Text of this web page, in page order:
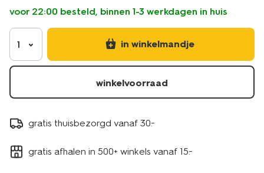
beige-
5160001.html
voor 22:00 besteld, binnen 1-3 werkdagen in huis
1 in winkelmandje
winkelvoorraad
gratis thuisbezorgd vanaf 30.-
gratis afhalen in 500+ winkels vanaf 15.-